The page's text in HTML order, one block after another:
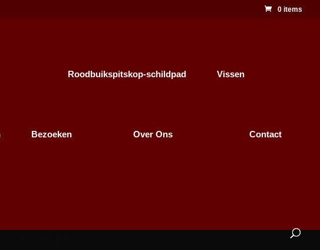
0 items
Roodbuikspitskop-schildpad Vissen
Bezoeken Over Ons Contact
verschiet